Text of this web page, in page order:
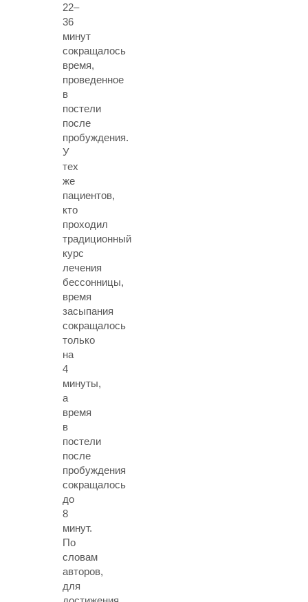
22–
36
минут
сокращалось
время,
проведенное
в
постели
после
пробуждения.
У
тех
же
пациентов,
кто
проходил
традиционный
курс
лечения
бессонницы,
время
засыпания
сокращалось
только
на
4
минуты,
а
время
в
постели
после
пробуждения
сокращалось
до
8
минут.
По
словам
авторов,
для